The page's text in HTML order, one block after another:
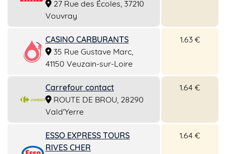
27 Rue des Écoles, 37210
Vouvray
CASINO CARBURANTS
35 Rue Gustave Marc,
41150 Veuzain-sur-Loire
1.63 €
Carrefour contact
ROUTE DE BROU, 28290
Vald'Yerre
1.64 €
ESSO EXPRESS TOURS
RIVES CHER
1.64 €